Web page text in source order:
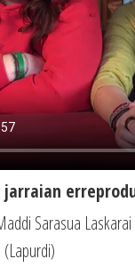
jarraian
Sarasua